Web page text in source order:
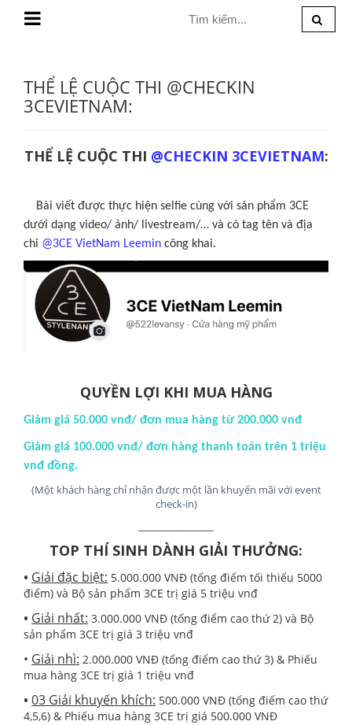
THỂ LỆ CUỘC THI @CHECKIN
3CEVIETNAM:
THỂ LỆ CUỘC THI @CHECKIN 3CEVIETNAM:
Bài viết được thực hiện selfie cùng với sản phẩm 3CE
dưới dạng video/ ảnh/ livestream/… và có tag tên và địa
chỉ @3CE VietNam Leemin công khai.
QUYỀN LỢI KHI MUA HÀNG
Giảm giá 50.000 vnđ/ đơn mua hàng từ 200.000 vnđ
Giảm giá 100.000 vnđ/ đơn hàng thanh toán trên 1 triệu
vnđ đồng.
(Một khách hàng chỉ nhận được một lần khuyến mãi với event
check-in)
TOP THÍ SINH DÀNH GIẢI THƯỞNG:
• Giải đặc biệt: 5.000.000 VNĐ (tổng điểm tối thiểu 5000
điểm) và Bộ sản phẩm 3CE trị giá 5 triệu vnđ
• Giải nhất: 3.000.000 VNĐ (tổng điểm cao thứ 2) và Bộ
sản phẩm 3CE trị giá 3 triệu vnđ
• Giải nhì: 2.000.000 VNĐ (tổng điểm cao thứ 3) & Phiếu
mua hàng 3CE trị giá 1 triệu vnđ
• 03 Giải khuyến khích: 500.000 VNĐ (tổng điểm cao thứ
4,5,6) & Phiếu mua hàng 3CE trị giá 500.000 VNĐ